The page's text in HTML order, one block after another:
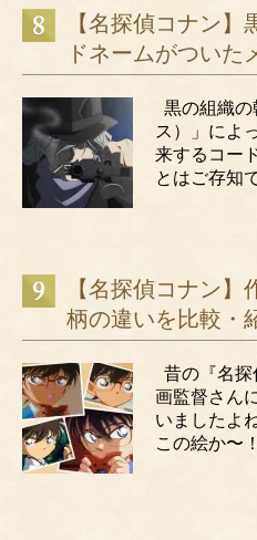
【名探偵コナン
ドネームがついた
黒の組織
ス）」によ
来するコー
とはご存知
【名探偵コナン
柄の違いを比較・
昔の『名
画監督さん
いましたよ
この絵か〜